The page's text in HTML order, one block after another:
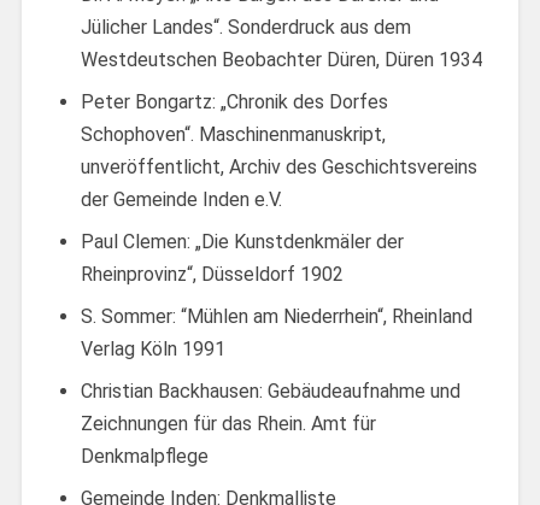
Jülicher Landes“. Sonderdruck aus dem
Westdeutschen Beobachter Düren, Düren 1934
Peter Bongartz: „Chronik des Dorfes
Schophoven“. Maschinenmanuskript,
unveröffentlicht, Archiv des Geschichtsvereins
der Gemeinde Inden e.V.
Paul Clemen: „Die Kunstdenkmäler der
Rheinprovinz“, Düsseldorf 1902
S. Sommer: “Mühlen am Niederrhein“, Rheinland
Verlag Köln 1991
Christian Backhausen: Gebäudeaufnahme und
Zeichnungen für das Rhein. Amt für
Denkmalpflege
Gemeinde Inden: Denkmalliste